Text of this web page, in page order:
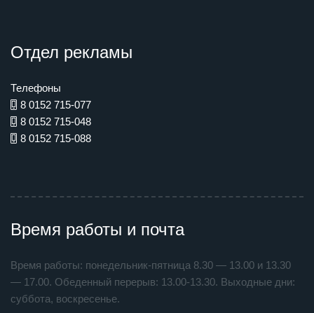
Отдел рекламы
Телефоны
8 0152 715-077
8 0152 715-048
8 0152 715-088
Время работы и почта
Время работы: понедельник-пятница 8.30 — 13.00 и 13.30
— 17.00. Обеденный перерыв: 13.00-13.30. Выходные дни:
суббота, воскресенье.